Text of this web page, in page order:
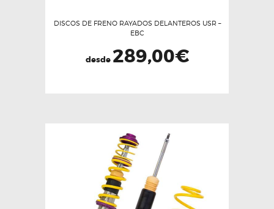
DISCOS DE FRENO RAYADOS DELANTEROS USR –
EBC
desde 289,00€
múltiples
variantes.
opciones
se